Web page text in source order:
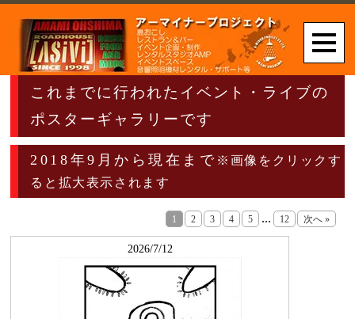
これまでに行われたイベント・ライブの
ポスターギャラリーです
2018年9月から現在まで ※画像をクリックす
ると拡大表示されます
1 2 3 4 5 ... 12 次へ »
2026/7/12